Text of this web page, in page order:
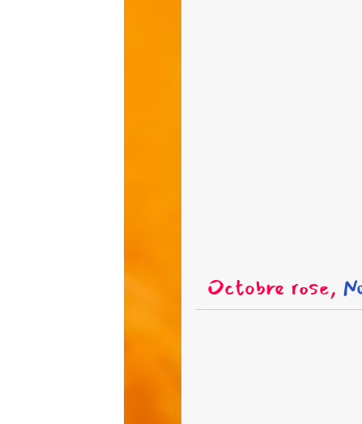
Octobre rose,Novembre bleu
Vous